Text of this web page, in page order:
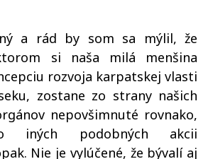
a rád by som sa mýlil, že
si naša milá menšina
rozvoja karpatskej vlasti
zostane zo strany našich
nepovšimnuté rovnako,
iných podobných akcii
Nie je vylúčené, že bývalí aj